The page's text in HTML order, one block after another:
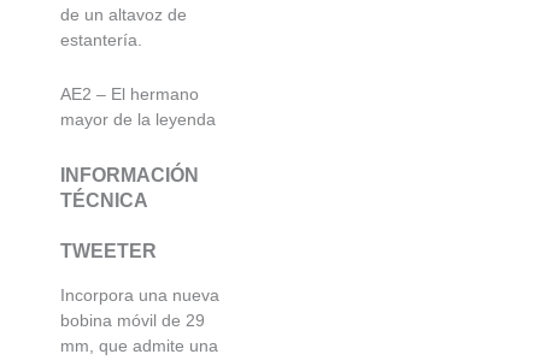
de un altavoz de
estantería.
AE2 – El hermano
mayor de la leyenda
INFORMACIÓN
TÉCNICA
TWEETER
Incorpora una nueva
bobina móvil de 29
mm, que admite una